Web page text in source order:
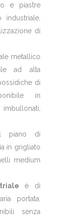
e piastre
di
metallico
ad alta
di
in
piano di
in grigliato
medium
è di
portata,
senza